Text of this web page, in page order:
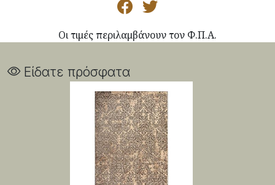
Οι τιμές περιλαμβάνουν τον Φ.Π.Α.
Είδατε πρόσφατα